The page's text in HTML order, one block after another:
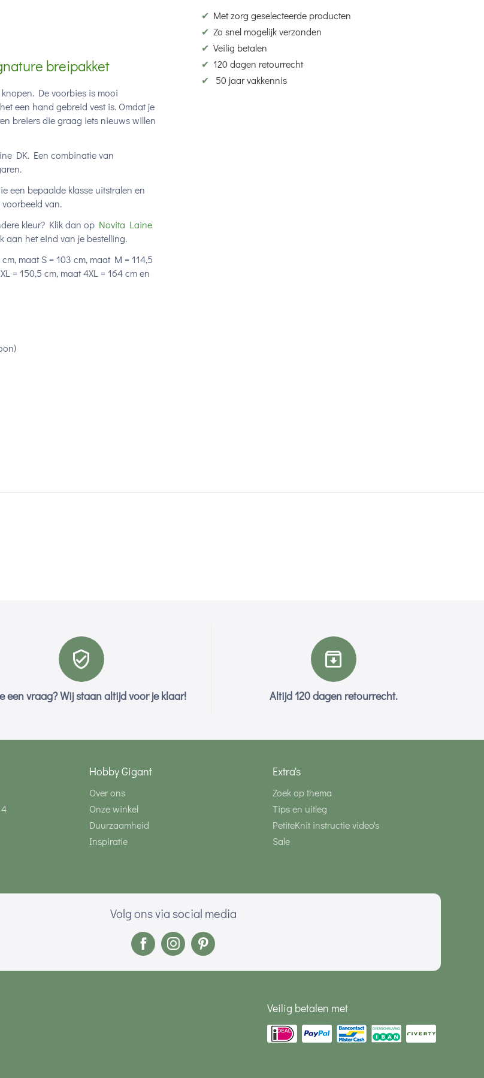
✔ Met zorg geselecteerde producten
✔ Zo snel mogelijk verzonden
✔ Veilig betalen
✔ 120 dagen retourrecht
✔
50 jaar vakkennis
breipakket
De voorbies is mooi
een hand gebreid vest is. Omdat je
breiers die graag iets nieuws willen
DK. Een combinatie van
een bepaalde klasse uitstralen en
van.
kleur? Klik dan op Novita Laine
aan het eind van je bestelling.
maat S = 103 cm, maat M = 114,5
= 150,5 cm, maat 4XL = 164 cm en
een vraag? Wij staan altijd voor je klaar! Altijd 120 dagen retourrecht.
Hobby Gigant
Over ons
Onze winkel
Duurzaamheid
Inspiratie
Extra's
Zoek op thema
Tips en uitleg
PetiteKnit instructie video's
Sale
Volg ons via social media
Veilig betalen met